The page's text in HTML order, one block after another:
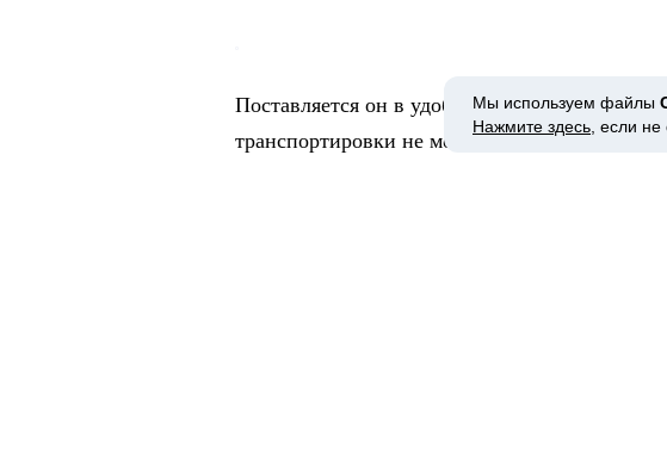
Поставляется он в удобной и защищённой
транспортировки не может.
Мы используем файлы
Нажмите здесь , если